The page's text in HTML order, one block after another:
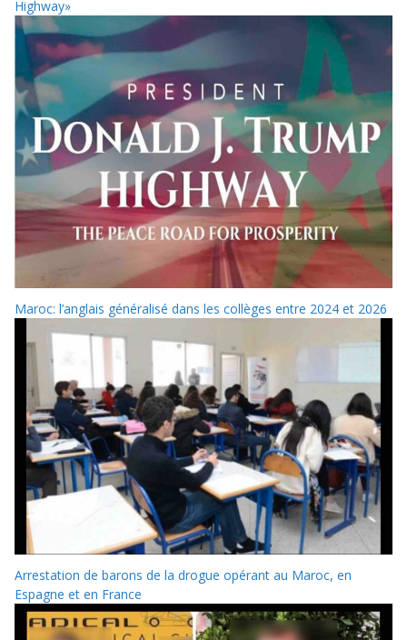
Highway»
Maroc: l’anglais généralisé dans les collèges entre 2024 et 2026
Arrestation de barons de la drogue opérant au Maroc, en
Espagne et en France